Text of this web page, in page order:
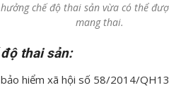
chế độ thai sản vừa có thể
mang thai.
thai sản:
hiểm xã hội số 58/2014/